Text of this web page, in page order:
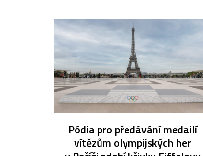
Pódia pro předávání medailí
vítězům olympijských her